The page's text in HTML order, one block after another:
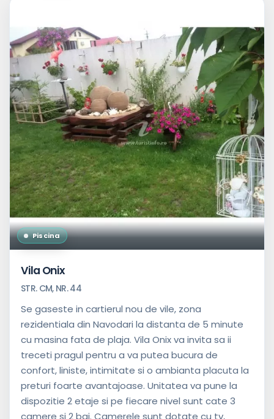
Piscina
Vila Onix
STR. CM, NR. 44
Se gaseste in cartierul nou de vile, zona
rezidentiala din Navodari la distanta de 5 minute
cu masina fata de plaja. Vila Onix va invita sa ii
treceti pragul pentru a va putea bucura de
confort, liniste, intimitate si o ambianta placuta la
preturi foarte avantajoase. Unitatea va pune la
dispozitie 2 etaje si pe fiecare nivel sunt cate 3
camere si 2 bai. Camerele sunt dotate cu tv,